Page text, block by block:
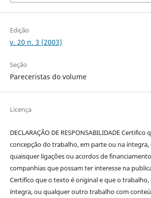
Edição
v. 20 n. 3 (2003)
Seção
Pareceristas do volume
Licença
DECLARAÇÃO DE RESPONSABILIDADE
concepção do trabalho, em parte ou na
quaisquer ligações ou acordos de
companhias que possam ter interesse na
Certifico que o texto é original e que o
íntegra, ou qualquer outro trabalho com